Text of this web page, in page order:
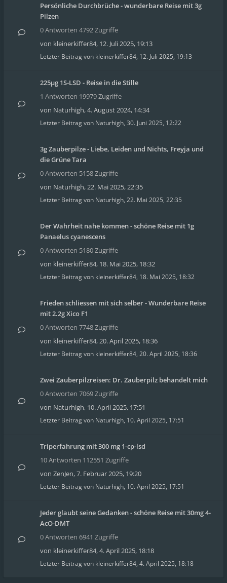
Persönliche Durchbrüche - wunderbare Reise mit 3g
Pilzen
0 Antworten 4792 Zugriffe
von kleinerkiffer84, 12. Juli 2025, 19:13
Letzter Beitrag von kleinerkiffer84, 12. Juli 2025, 19:13
225µg 1S-LSD - Reise in die Stille
1 Antworten 19979 Zugriffe
von Naturhigh,4. August 2024, 14:34
Letzter Beitrag von Naturhigh, 30. Juni 2025, 12:22
3g Zauberpilze - Liebe, Leiden und Nichts, Freyja und
die Grüne Tara
0 Antworten 5158 Zugriffe
von Naturhigh,22. Mai 2025, 22:35
Letzter Beitrag von Naturhigh, 22. Mai 2025, 22:35
Der Wahrheit nahe kommen - schöne Reise mit 1g
Panaelus cyanescens
0 Antworten 5180 Zugriffe
von kleinerkiffer84, 18. Mai 2025, 18:32
Letzter Beitrag von kleinerkiffer84, 18. Mai 2025, 18:32
Frieden schliessen mit sich selber - Wunderbare Reise
mit 2.2g Xico F1
0 Antworten 7748 Zugriffe
von kleinerkiffer84,20. April 2025, 18:36
Letzter Beitrag von kleinerkiffer84, 20. April 2025, 18:36
Zwei Zauberpilzreisen: Dr. Zauberpilz behandelt mich
0 Antworten 7069 Zugriffe
von Naturhigh, 10. April 2025, 17:51
Letzter Beitrag von Naturhigh, 10. April 2025, 17:51
Triperfahrung mit 300 mg 1-cp-lsd
10 Antworten 112551 Zugriffe
von ZenJen,7. Februar 2025, 19:20
Letzter Beitrag von Naturhigh, 10. April 2025, 17:51
Jeder glaubt seine Gedanken - schöne Reise mit 30mg 4-
AcO-DMT
0 Antworten 6941 Zugriffe
von kleinerkiffer84,4. April 2025, 18:18
Letzter Beitrag von kleinerkiffer84, 4. April 2025, 18:18